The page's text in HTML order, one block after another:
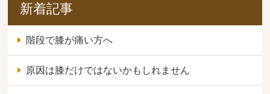
新着記事
階段で膝が痛い方へ
原因は膝だけではないかもしれません